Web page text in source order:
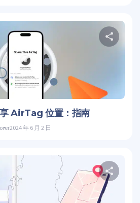
AirTag 位置：指南
2024 年 6 月 2 日